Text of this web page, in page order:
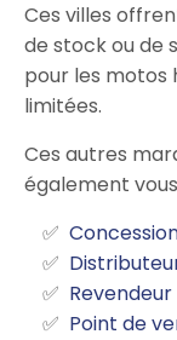
Ces villes
de stock ou de
pour les motos
limitées.
Ces autres
également
Point de